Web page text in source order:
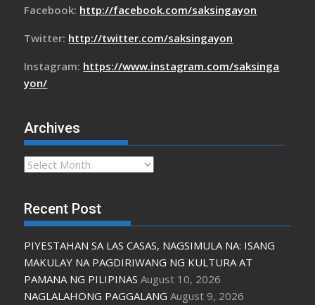
Facebook: http://facebook.com/saksingayon
Twitter: http://twitter.com/saksingayon
Instagram: https://www.instagram.com/saksinga
yon/
Archives
Archives
Recent Post
PIYESTAHAN SA LAS CASAS, NAGSIMULA NA: ISANG
MAKULAY NA PAGDIRIWANG NG KULTURA AT
PAMANA NG PILIPINAS August 10, 2026
NAGLALAHONG PAGGALANG August 9, 2026